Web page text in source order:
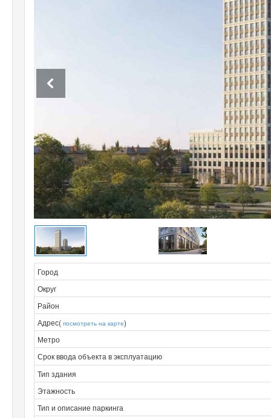
Город
Округ
Район
Адрес( посмотреть на карте)
Метро
Срок ввода объекта в эксплуатацию
Тип здания
Этажность
Тип и описание паркинга